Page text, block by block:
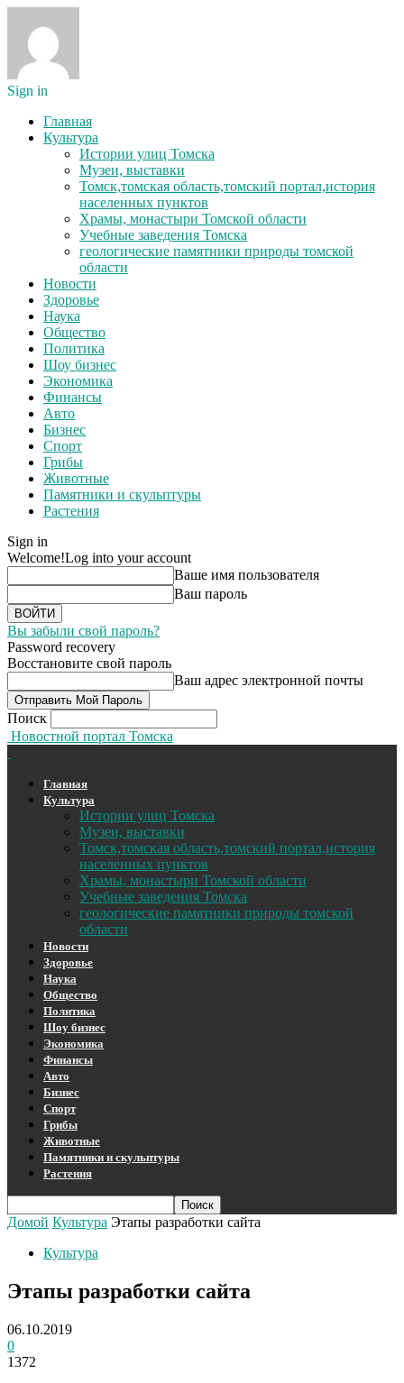
Sign in
Главная
Культура
Истории улиц Томска
Музеи, выставки
Томск,томская область,томский портал,история
населенных пунктов
Храмы, монастыри Томской области
Учебные заведения Томска
геологические памятники природы томской
области
Новости
Здоровье
Наука
Общество
Политика
Шоу бизнес
Экономика
Финансы
Авто
Бизнес
Спорт
Грибы
Животные
Памятники и скульптуры
Растения
Sign in
Welcome!Log into your account
Ваше имя пользователя
Ваш пароль
Вы забыли свой пароль?
Password recovery
Восстановите свой пароль
Ваш адрес электронной почты
Поиск
Новостной портал Томска
Главная
Культура
Истории улиц Томска
Музеи, выставки
Томск,томская область,томский портал,история
населенных пунктов
Храмы, монастыри Томской области
Учебные заведения Томска
геологические памятники природы томской
области
Новости
Здоровье
Наука
Общество
Политика
Шоу бизнес
Экономика
Финансы
Авто
Бизнес
Спорт
Грибы
Животные
Памятники и скульптуры
Растения
Домой Культура Этапы разработки сайта
Культура
Этапы разработки сайта
06.10.2019
0
1372